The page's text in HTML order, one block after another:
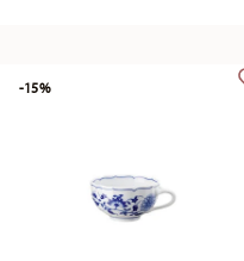
-15%